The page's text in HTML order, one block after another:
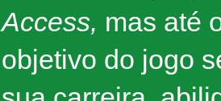
Access, mas até
objetivo do jogo